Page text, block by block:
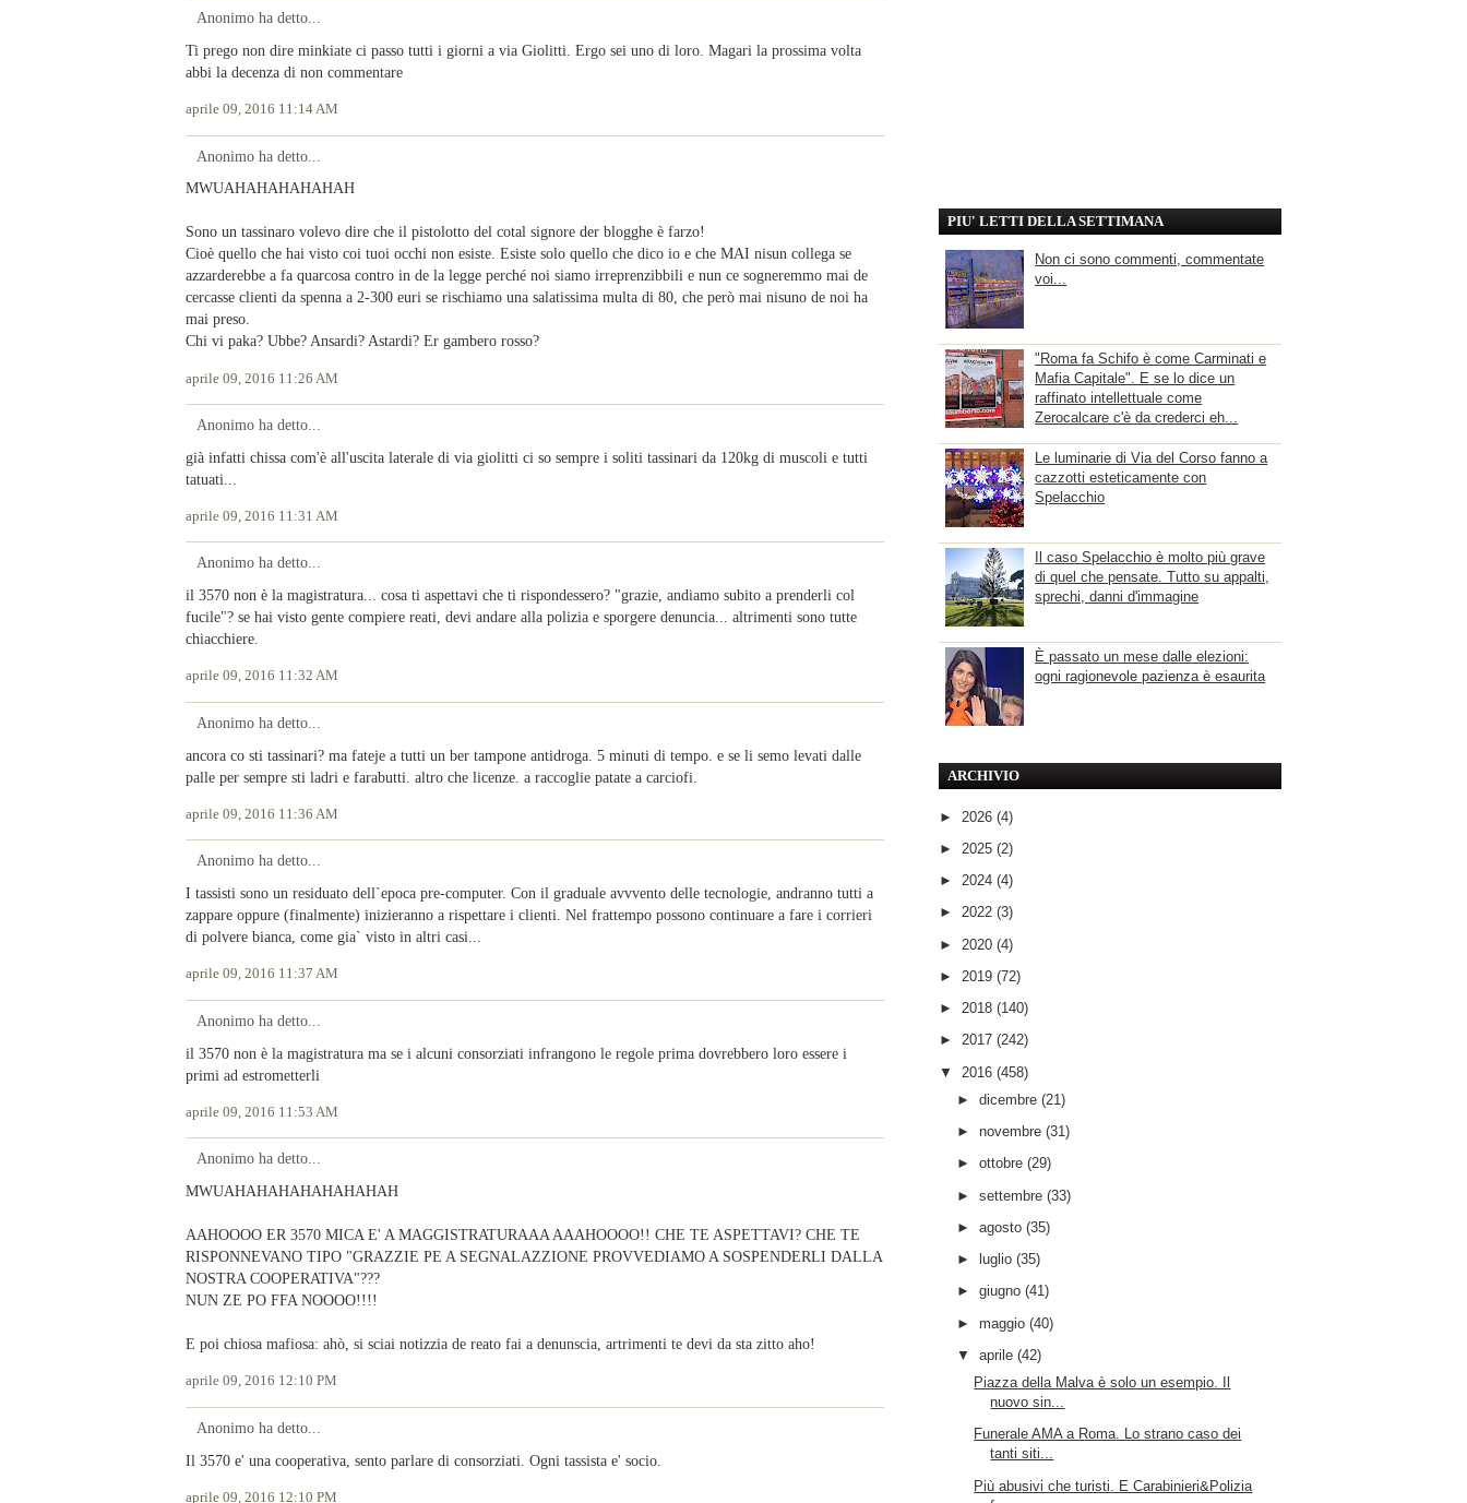
Anonimo ha detto...
Ti prego non dire minkiate ci passo tutti i giorni a via Giolitti. Ergo sei uno di loro. Magari la prossima volta
abbi la decenza di non commentare
aprile 09, 2016 11:14 AM
Anonimo ha detto...
MWUAHAHAHAHAHAH
Sono un tassinaro volevo dire che il pistolotto del cotal signore der blogghe è farzo!
Cioè quello che hai visto coi tuoi occhi non esiste. Esiste solo quello che dico io e che MAI nisun collega se
azzarderebbe a fa quarcosa contro in de la legge perché noi siamo irreprenzibbili e nun ce sogneremmo mai de
cercasse clienti da spenna a 2-300 euri se rischiamo una salatissima multa di 80, che però mai nisuno de noi ha
mai preso.
Chi vi paka? Ubbe? Ansardi? Astardi? Er gambero rosso?
aprile 09, 2016 11:26 AM
Anonimo ha detto...
già infatti chissa com'è all'uscita laterale di via giolitti ci so sempre i soliti tassinari da 120kg di muscoli e tutti
tatuati...
aprile 09, 2016 11:31 AM
Anonimo ha detto...
il 3570 non è la magistratura... cosa ti aspettavi che ti rispondessero? "grazie, andiamo subito a prenderli col
fucile"? se hai visto gente compiere reati, devi andare alla polizia e sporgere denuncia... altrimenti sono tutte
chiacchiere.
aprile 09, 2016 11:32 AM
Anonimo ha detto...
ancora co sti tassinari? ma fateje a tutti un ber tampone antidroga. 5 minuti di tempo. e se li semo levati dalle
palle per sempre sti ladri e farabutti. altro che licenze. a raccoglie patate a carciofi.
aprile 09, 2016 11:36 AM
Anonimo ha detto...
I tassisti sono un residuato dell`epoca pre-computer. Con il graduale avvvento delle tecnologie, andranno tutti a
zappare oppure (finalmente) inizieranno a rispettare i clienti. Nel frattempo possono continuare a fare i corrieri
di polvere bianca, come gia` visto in altri casi...
aprile 09, 2016 11:37 AM
Anonimo ha detto...
il 3570 non è la magistratura ma se i alcuni consorziati infrangono le regole prima dovrebbero loro essere i
primi ad estrometterli
aprile 09, 2016 11:53 AM
Anonimo ha detto...
MWUAHAHAHAHAHAHAHAH
AAHOOOO ER 3570 MICA E' A MAGGISTRATURAAA AAAHOOOO!! CHE TE ASPETTAVI? CHE TE
RISPONNEVANO TIPO "GRAZZIE PE A SEGNALAZZIONE PROVVEDIAMO A SOSPENDERLI DALLA
NOSTRA COOPERATIVA"???
NUN ZE PO FFA NOOOO!!!!
E poi chiosa mafiosa: ahò, si sciai notizzia de reato fai a denunscia, artrimenti te devi da sta zitto aho!
aprile 09, 2016 12:10 PM
Anonimo ha detto...
Il 3570 e' una cooperativa, sento parlare di consorziati. Ogni tassista e' socio.
aprile 09, 2016 12:10 PM
PIU' LETTI DELLA SETTIMANA
Non ci sono commenti, commentate
voi...
"Roma fa Schifo è come Carminati e
Mafia Capitale". E se lo dice un
raffinato intellettuale come
Zerocalcare c'è da crederci eh...
Le luminarie di Via del Corso fanno a
cazzotti esteticamente con
Spelacchio
Il caso Spelacchio è molto più grave
di quel che pensate. Tutto su appalti,
sprechi, danni d'immagine
È passato un mese dalle elezioni:
ogni ragionevole pazienza è esaurita
ARCHIVIO
► 2026 (4)
► 2025 (2)
► 2024 (4)
► 2022 (3)
► 2020 (4)
► 2019 (72)
► 2018 (140)
► 2017 (242)
▼ 2016 (458)
► dicembre (21)
► novembre (31)
► ottobre (29)
► settembre (33)
► agosto (35)
►
luglio (35)
► giugno (41)
► maggio (40)
▼ aprile (42)
Piazza della Malva è solo un esempio. Il
nuovo sin...
Funerale AMA a Roma. Lo strano caso dei
tanti siti...
Più abusivi che turisti. E Carabinieri&Polizia